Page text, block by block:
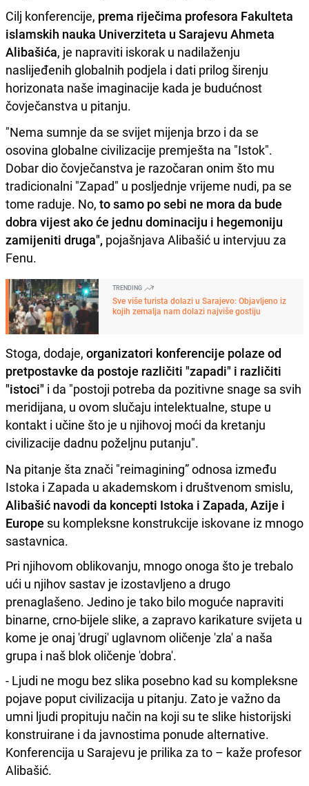
Cilj konferencije, prema riječima profesora Fakulteta
islamskih nauka Univerziteta u Sarajevu Ahmeta
Alibašića, je napraviti iskorak u nadilaženju
naslijeđenih globalnih podjela i dati prilog širenju
horizonata naše imaginacije kada je budućnost
čovječanstva u pitanju.
"Nema sumnje da se svijet mijenja brzo i da se
osovina globalne civilizacije premješta na "Istok".
Dobar dio čovječanstva je razočaran onim što mu
tradicionalni "Zapad" u posljednje vrijeme nudi, pa se
tome raduje. No, to samo po sebi ne mora da bude
dobra vijest ako će jednu dominaciju i hegemoniju
zamijeniti druga", pojašnjava Alibašić u intervjuu za
Fenu.
TRENDING
Sve više turista dolazi u Sarajevo: Objavljeno iz
kojih zemalja nam dolazi najviše gostiju
Stoga, dodaje, organizatori konferencije polaze od
pretpostavke da postoje različiti "zapadi" i različiti
"istoci" i da "postoji potreba da pozitivne snage sa svih
meridijana, u ovom slučaju intelektualne, stupe u
kontakt i učine što je u njihovoj moći da kretanju
civilizacije dadnu poželjnu putanju".
Na pitanje šta znači "reimagining” odnosa između
Istoka i Zapada u akademskom i društvenom smislu,
Alibašić navodi da koncepti Istoka i Zapada, Azije i
Europe su kompleksne konstrukcije iskovane iz mnogo
sastavnica.
Pri njihovom oblikovanju, mnogo onoga što je trebalo
ući u njihov sastav je izostavljeno a drugo
prenaglašeno. Jedino je tako bilo moguće napraviti
binarne, crno-bijele slike, a zapravo karikature svijeta u
kome je onaj 'drugi' uglavnom oličenje 'zla' a naša
grupa i naš blok oličenje 'dobra'.
- Ljudi ne mogu bez slika posebno kad su kompleksne
pojave poput civilizacija u pitanju. Zato je važno da
umni ljudi propituju način na koji su te slike historijski
konstruirane i da javnostima ponude alternative.
Konferencija u Sarajevu je prilika za to – kaže profesor
Alibašić.